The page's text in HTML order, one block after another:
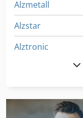
Alzmetall
Alzstar
Alztronic
Handtmann